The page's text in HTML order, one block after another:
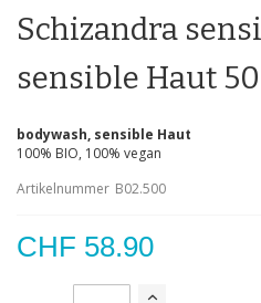
Schizandra
sensible Haut
bodywash, sensible Haut
100% BIO, 100% vegan
Artikelnummer B02.500
CHF 58.90